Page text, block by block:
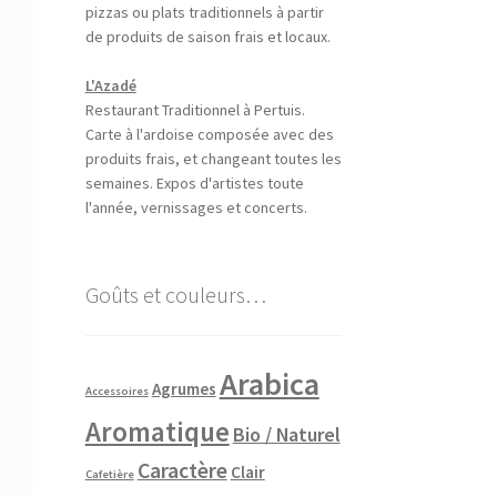
pizzas ou plats traditionnels à partir
de produits de saison frais et locaux.
L'Azadé
Restaurant Traditionnel à Pertuis.
Carte à l'ardoise composée avec des
produits frais, et changeant toutes les
semaines. Expos d'artistes toute
l'année, vernissages et concerts.
Goûts et couleurs…
Accessoires Agrumes Arabica
Aromatique Bio / Naturel
Cafetière Caractère Clair